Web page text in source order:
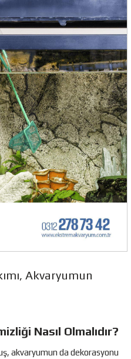
Akvaryumun
Nasıl Olmalıdır?
akvaryumun da dekorasyonu